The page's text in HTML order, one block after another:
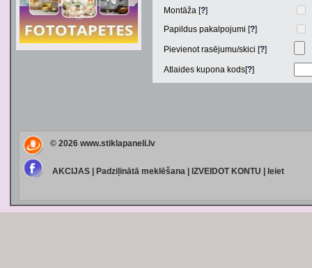
Montāža [?]
Papildus pakalpojumi [?]
Pievienot rasējumu/skici [?]
Atlaides kupona kods[?]
© 2026 www.stiklapaneli.lv
AKCIJAS| Padziļinātā meklēšana| IZVEIDOT KONTU Ieiet